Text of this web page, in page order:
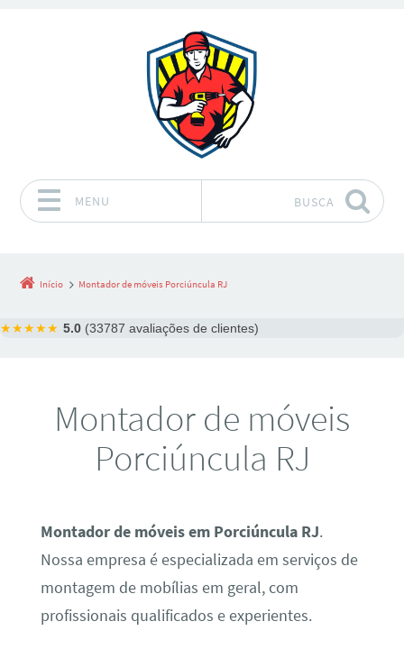
MENU BUSCA
Início Montador de móveis Porciúncula RJ
★★★★★ 5.0 (33787 avaliações de clientes)
Montador de móveis
Porciúncula RJ
Montador de móveis em Porciúncula RJ.
Nossa empresa é especializada em serviços de
montagem de mobílias em geral, com
profissionais qualificados e experientes.